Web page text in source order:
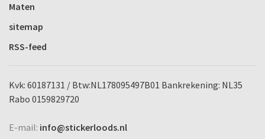
Maten
sitemap
RSS-feed
Kvk: 60187131 / Btw:NL178095497B01 Bankrekening: NL35
Rabo 0159829720
E-mail: info@stickerloods.nl